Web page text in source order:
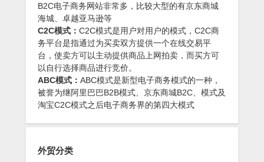
B2C电子商务网站非常多，比较大型的有京东商城
海城、卓越亚马逊等
C2C模式： C2C模式是用户对用户的模式，C2C商
务平台是指通过为买卖双方提供一个在线交易平
台，使卖方可以主动提供商品上网拍卖，而买方可
以自行选择商品进行竞价。
ABC模式： ABC模式是新型电子商务模式的一种，
被誉为继阿里巴巴B2B模式、京东商城B2C、模式及
淘宝C2C模式之后电子商务界的第四大模式
外贸分类